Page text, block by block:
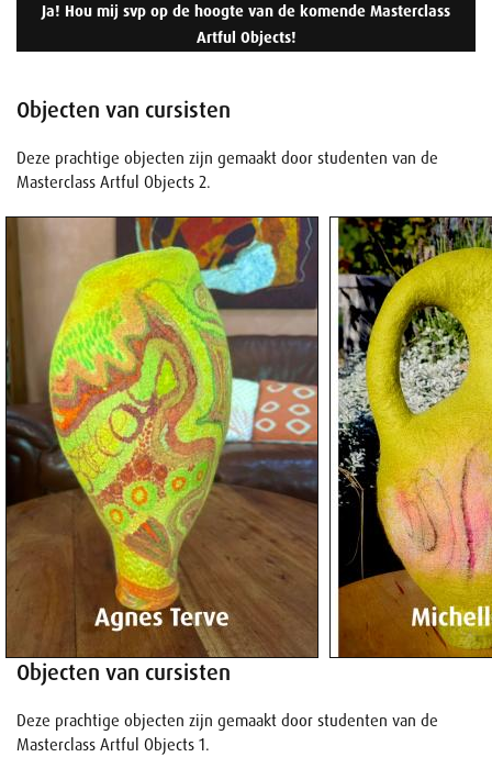
Ja! Hou mij svp op de hoogte van de komende Masterclass
Artful Objects!
Objecten van cursisten
Deze prachtige objecten zijn gemaakt door studenten van de
Masterclass Artful Objects 2.
Objecten van cursisten
Deze prachtige objecten zijn gemaakt door studenten van de
Masterclass Artful Objects 1.